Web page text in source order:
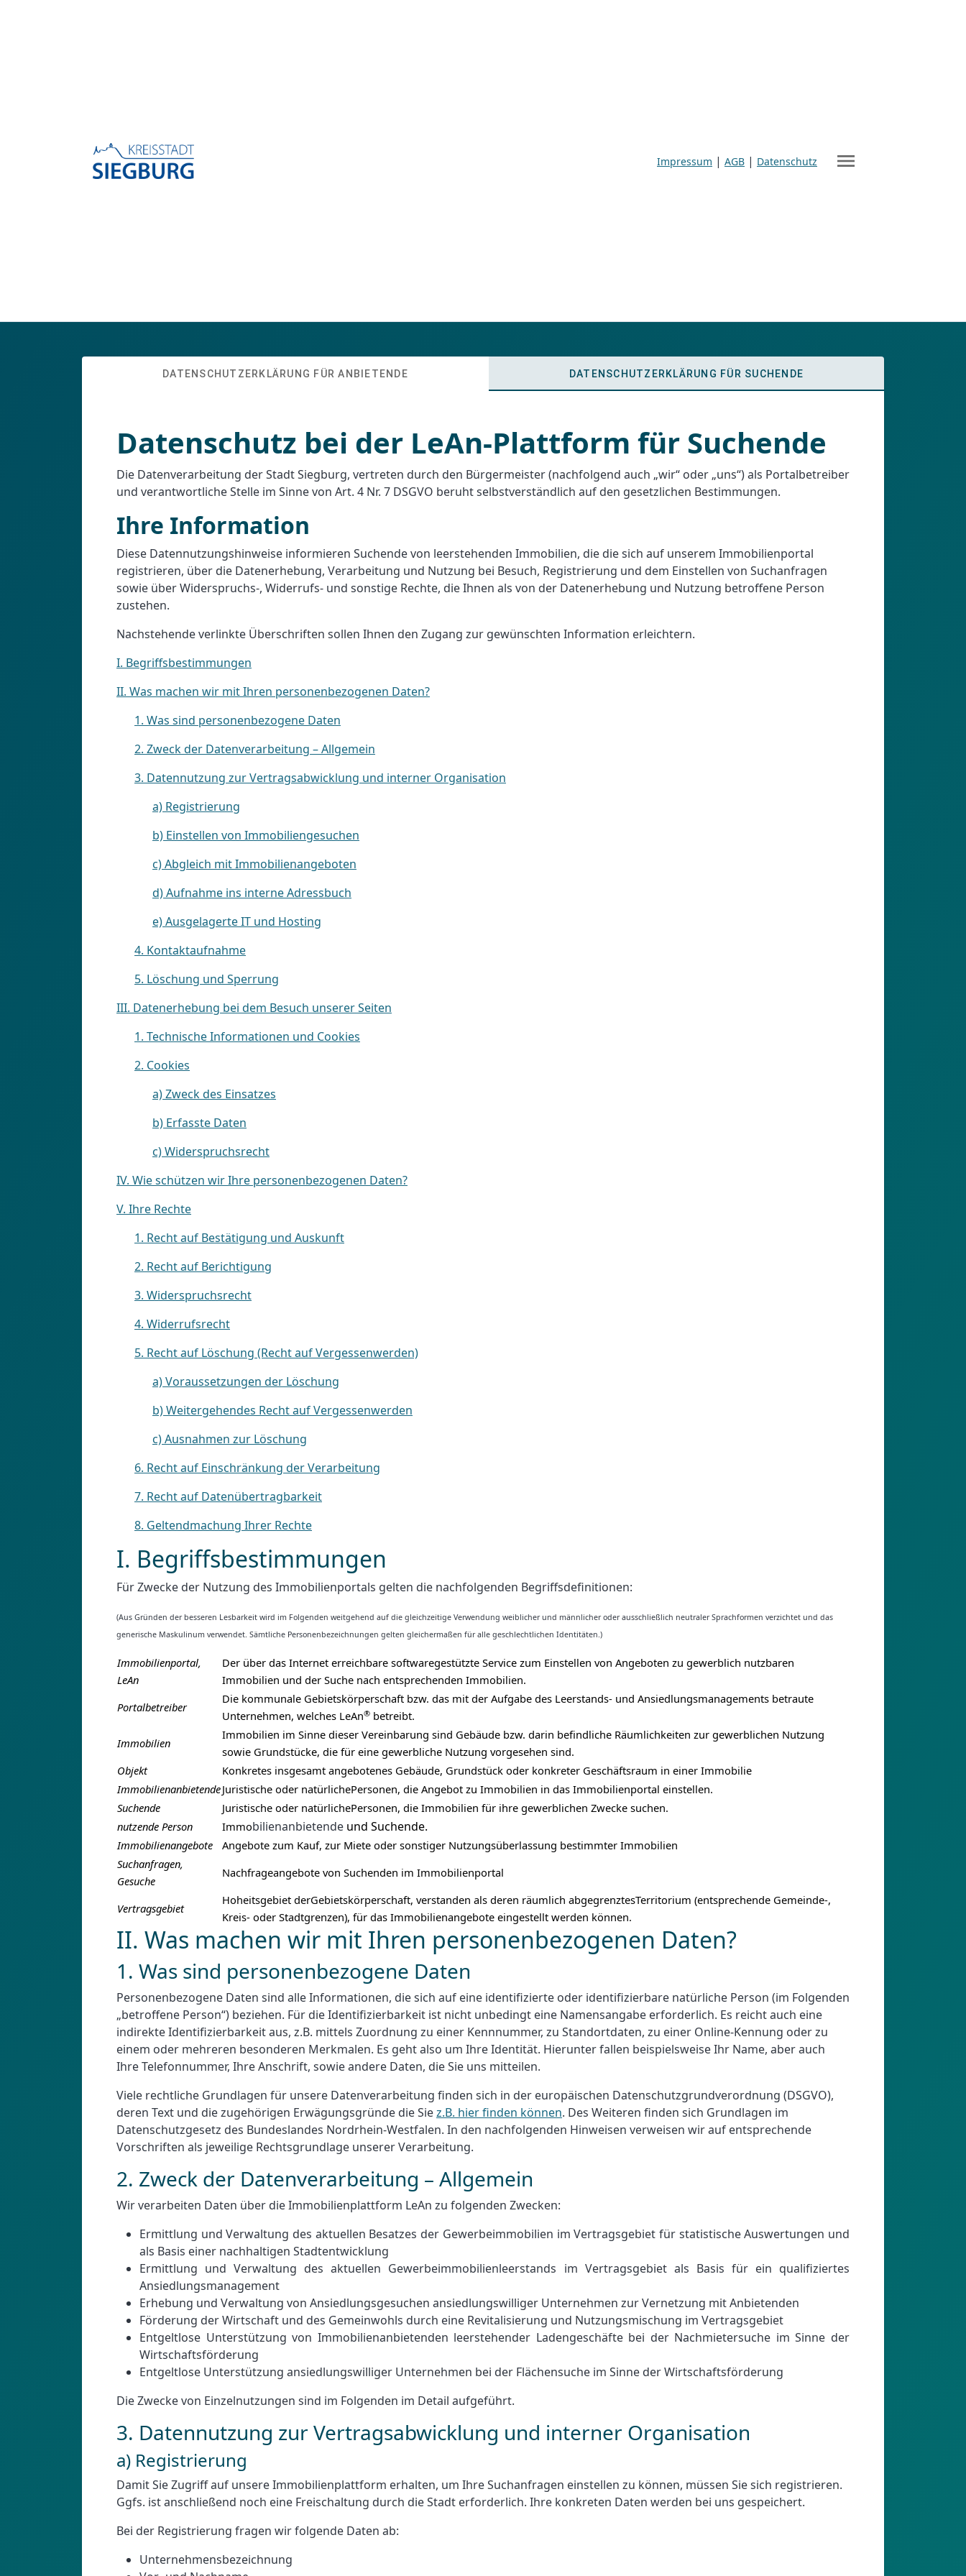
Impressum | AGB | Datenschutz menu
DATENSCHUTZERKLÄRUNG FÜR ANBIETENDE DATENSCHUTZERKLÄRUNG FÜR SUCHENDE
Datenschutz bei der LeAn-Plattform für Suchende
Die Datenverarbeitung der Stadt Siegburg, vertreten durch den Bürgermeister (nachfolgend auch „wir“ oder „uns“) als Portalbetreiber
und verantwortliche Stelle im Sinne von Art. 4 Nr. 7 DSGVO beruht selbstverständlich auf den gesetzlichen Bestimmungen.
Ihre Information
Diese Datennutzungshinweise informieren Suchende von leerstehenden Immobilien, die die sich auf unserem Immobilienportal
registrieren, über die Datenerhebung, Verarbeitung und Nutzung bei Besuch, Registrierung und dem Einstellen von Suchanfragen
sowie über Widerspruchs-, Widerrufs- und sonstige Rechte, die Ihnen als von der Datenerhebung und Nutzung betroffene Person
zustehen.
Nachstehende verlinkte Überschriften sollen Ihnen den Zugang zur gewünschten Information erleichtern.
I. Begriffsbestimmungen
II. Was machen wir mit Ihren personenbezogenen Daten?
1. Was sind personenbezogene Daten
2. Zweck der Datenverarbeitung – Allgemein
3. Datennutzung zur Vertragsabwicklung und interner Organisation
a) Registrierung
b) Einstellen von Immobiliengesuchen
c) Abgleich mit Immobilienangeboten
d) Aufnahme ins interne Adressbuch
e) Ausgelagerte IT und Hosting
4. Kontaktaufnahme
5. Löschung und Sperrung
III. Datenerhebung bei dem Besuch unserer Seiten
1. Technische Informationen und Cookies
2. Cookies
a) Zweck des Einsatzes
b) Erfasste Daten
c) Widerspruchsrecht
IV. Wie schützen wir Ihre personenbezogenen Daten?
V. Ihre Rechte
1. Recht auf Bestätigung und Auskunft
2. Recht auf Berichtigung
3. Widerspruchsrecht
4. Widerrufsrecht
5. Recht auf Löschung (Recht auf Vergessenwerden)
a) Voraussetzungen der Löschung
b) Weitergehendes Recht auf Vergessenwerden
c) Ausnahmen zur Löschung
6. Recht auf Einschränkung der Verarbeitung
7. Recht auf Datenübertragbarkeit
8. Geltendmachung Ihrer Rechte
I. Begriffsbestimmungen
Für Zwecke der Nutzung des Immobilienportals gelten die nachfolgenden Begriffsdefinitionen:
(Aus Gründen der besseren Lesbarkeit wird im Folgenden weitgehend auf die gleichzeitige Verwendung weiblicher und männlicher oder ausschließlich neutraler Sprachformen verzichtet und das
generische Maskulinum verwendet. Sämtliche Personenbezeichnungen gelten gleichermaßen für alle geschlechtlichen Identitäten.)
Immobilienportal,
LeAn
Der über das Internet erreichbare softwaregestützte Service zum Einstellen von Angeboten zu gewerblich nutzbaren
Immobilien und der Suche nach entsprechenden Immobilien.
Portalbetreiber
Die kommunale Gebietskörperschaft bzw. das mit der Aufgabe des Leerstands- und Ansiedlungsmanagements betraute
Unternehmen, welches LeAn® betreibt.
Immobilien
Immobilien im Sinne dieser Vereinbarung sind Gebäude bzw. darin befindliche Räumlichkeiten zur gewerblichen Nutzung
sowie Grundstücke, die für eine gewerbliche Nutzung vorgesehen sind.
Objekt
Konkretes insgesamt angebotenes Gebäude, Grundstück oder konkreter Geschäftsraum in einer Immobilie
ImmobilienanbietendeJuristische oder natürlichePersonen, die Angebot zu Immobilien in das Immobilienportal einstellen.
Suchende
Juristische oder natürlichePersonen, die Immobilien für ihre gewerblichen Zwecke suchen.
nutzende Person
Immobilienanbietende und Suchende.
Immobilienangebote
Angebote zum Kauf, zur Miete oder sonstiger Nutzungsüberlassung bestimmter Immobilien
Suchanfragen,
Gesuche
Nachfrageangebote von Suchenden im Immobilienportal
Vertragsgebiet
Hoheitsgebiet derGebietskörperschaft, verstanden als deren räumlich abgegrenztesTerritorium (entsprechende Gemeinde-,
Kreis- oder Stadtgrenzen), für das Immobilienangebote eingestellt werden können.
II. Was machen wir mit Ihren personenbezogenen Daten?
1. Was sind personenbezogene Daten
Personenbezogene Daten sind alle Informationen, die sich auf eine identifizierte oder identifizierbare natürliche Person (im Folgenden
„betroffene Person“) beziehen. Für die Identifizierbarkeit ist nicht unbedingt eine Namensangabe erforderlich. Es reicht auch eine
indirekte Identifizierbarkeit aus, z.B. mittels Zuordnung zu einer Kennnummer, zu Standortdaten, zu einer Online-Kennung oder zu
einem oder mehreren besonderen Merkmalen. Es geht also um Ihre Identität. Hierunter fallen beispielsweise Ihr Name, aber auch
Ihre Telefonnummer, Ihre Anschrift, sowie andere Daten, die Sie uns mitteilen.
Viele rechtliche Grundlagen für unsere Datenverarbeitung finden sich in der europäischen Datenschutzgrundverordnung (DSGVO),
deren Text und die zugehörigen Erwägungsgründe die Siez.B. hier finden können. Des Weiteren finden sich Grundlagen im
Datenschutzgesetz des Bundeslandes Nordrhein-Westfalen. In den nachfolgenden Hinweisen verweisen wir auf entsprechende
Vorschriften als jeweilige Rechtsgrundlage unserer Verarbeitung.
2. Zweck der Datenverarbeitung – Allgemein
Wir verarbeiten Daten über die Immobilienplattform LeAn zu folgenden Zwecken:
Ermittlung und Verwaltung des aktuellen Besatzes der Gewerbeimmobilien im Vertragsgebiet für statistische Auswertungen und
als Basis einer nachhaltigen Stadtentwicklung
Ermittlung und Verwaltung des aktuellen Gewerbeimmobilienleerstands im Vertragsgebiet als Basis für ein qualifiziertes
Ansiedlungsmanagement
Erhebung und Verwaltung von Ansiedlungsgesuchen ansiedlungswilliger Unternehmen zur Vernetzung mit Anbietenden
Förderung der Wirtschaft und des Gemeinwohls durch eine Revitalisierung und Nutzungsmischung im Vertragsgebiet
Entgeltlose Unterstützung von Immobilienanbietenden leerstehender Ladengeschäfte bei der Nachmietersuche im Sinne der
Wirtschaftsförderung
Entgeltlose Unterstützung ansiedlungswilliger Unternehmen bei der Flächensuche im Sinne der Wirtschaftsförderung
Die Zwecke von Einzelnutzungen sind im Folgenden im Detail aufgeführt.
3. Datennutzung zur Vertragsabwicklung und interner Organisation
a) Registrierung
Damit Sie Zugriff auf unsere Immobilienplattform erhalten, um Ihre Suchanfragen einstellen zu können, müssen Sie sich registrieren.
Ggfs. ist anschließend noch eine Freischaltung durch die Stadt erforderlich. Ihre konkreten Daten werden bei uns gespeichert.
Bei der Registrierung fragen wir folgende Daten ab:
Unternehmensbezeichnung